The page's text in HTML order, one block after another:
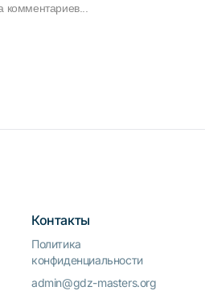
комментариев...
Контакты
Политика
конфиденциальности
admin@gdz-masters.org